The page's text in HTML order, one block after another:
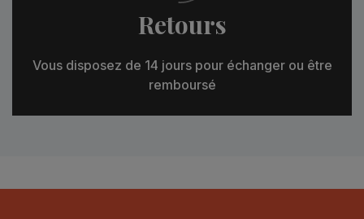
Retours
Vous disposez de 14 jours pour échanger ou être
remboursé